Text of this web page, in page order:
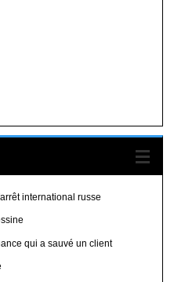
international russe
qui a sauvé un client